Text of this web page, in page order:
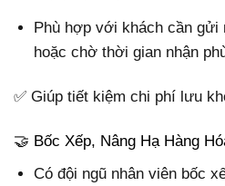
Phù hợp với khách cần gửi
hoặc chờ thời gian nhận
✅ Giúp tiết kiệm chi phí lưu
🤝 Bốc Xếp, Nâng Hạ Hàng
Có đội ngũ nhân viên bốc